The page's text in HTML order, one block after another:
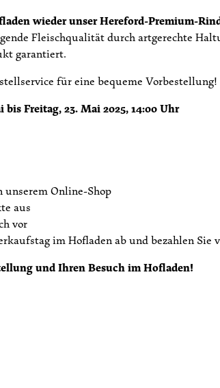
wieder unser Hereford-Premium-
Fleischqualität durch artgerechte
garantiert.
für eine bequeme Vorbestellung!
Freitag, 23. Mai 2025, 14:00 Uhr
Online-Shop
aus
vor
im Hofladen ab und bezahlen Sie
und Ihren Besuch im Hofladen!